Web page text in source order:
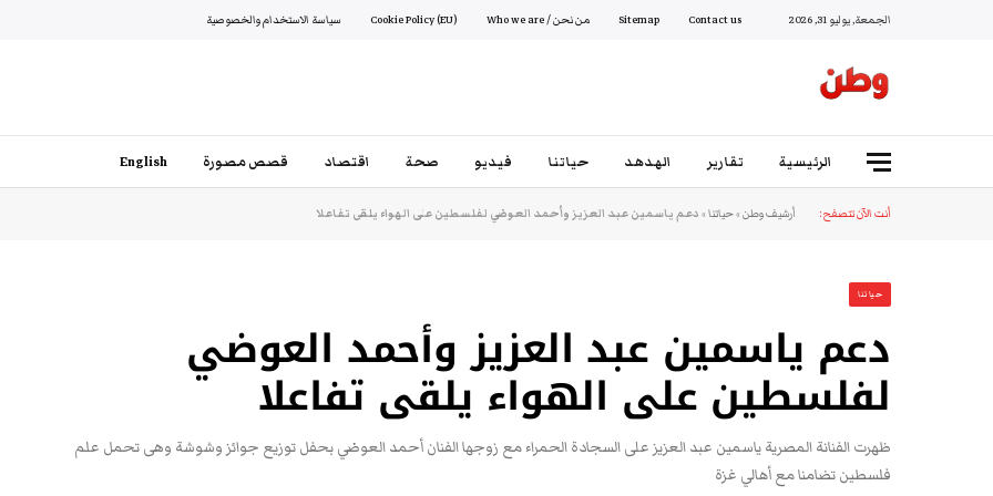
الجمعة, يوليو 31, 2026 Contact us
Sitemap من نحن / Who we are Cookie Policy (EU) سياسة الاستخدام والخصوصية
الرئيسية تقارير الهدهد حياتنا فيديو صحة اقتصاد قصص مصورة English
أنت الآن تتصفح: أرشيف وطن»حياتنا»دعم ياسمين عبد العزيز وأحمد العوضي لفلسطين على الهواء يلقى تفاعلا
حياتنا
دعم ياسمين عبد العزيز وأحمد العوضي
لفلسطين على الهواء يلقى تفاعلا
ظهرت الفنانة المصرية ياسمين عبد العزيز على السجادة الحمراء مع زوجها الفنان أحمد العوضي بحفل توزيع جوائز وشوشة وهى تحمل علم
فلسطين تضامنا مع أهالي غزة